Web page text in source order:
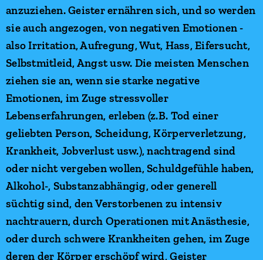
anzuziehen. Geister ernähren sich, und so werden
sie auch angezogen, von negativen Emotionen -
also Irritation, Aufregung, Wut, Hass, Eifersucht,
Selbstmitleid, Angst usw. Die meisten Menschen
ziehen sie an, wenn sie starke negative
Emotionen, im Zuge stressvoller
Lebenserfahrungen, erleben (z.B. Tod einer
geliebten Person, Scheidung, Körperverletzung,
Krankheit, Jobverlust usw.), nachtragend sind
oder nicht vergeben wollen, Schuldgefühle haben,
Alkohol-, Substanzabhängig, oder generell
süchtig sind, den Verstorbenen zu intensiv
nachtrauern, durch Operationen mit Anästhesie,
oder durch schwere Krankheiten gehen, im Zuge
deren der Körper erschöpf wird, Geister